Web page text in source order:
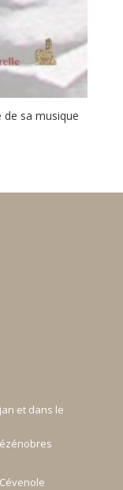
sa musique
et dans le